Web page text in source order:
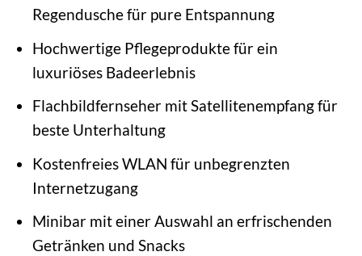
Regendusche für pure Entspannung
Hochwertige Pflegeprodukte für ein
luxuriöses Badeerlebnis
Flachbildfernseher mit Satellitenempfang für
beste Unterhaltung
Kostenfreies WLAN für unbegrenzten
Internetzugang
Minibar mit einer Auswahl an erfrischenden
Getränken und Snacks